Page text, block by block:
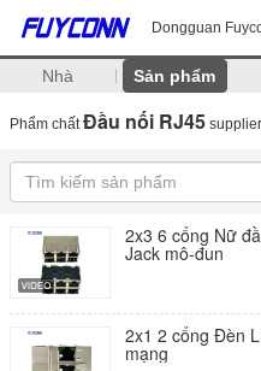
Dongguan
Nhà Sản phẩm
Phẩm chấtĐầu nối RJ45
2x3 6 cổng Nữ
Jack mô-đun
2x1 2 cổng Đèn
mạng